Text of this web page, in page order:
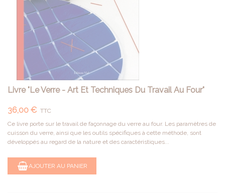
Livre "le Verre - Art Et Techniques Du Travail Au Four"
36,00 € TTC
Ce livre porte sur le travail de façonnage du verre au four. Les paramètres de
cuisson du verre, ainsi que les outils spécifiques à cette méthode, sont
développés au regard de la nature et des caractéristiques...
AJOUTER AU PANIER